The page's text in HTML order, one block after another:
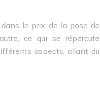
le prix de la pose de
ce qui se répercute
aspects, allant du